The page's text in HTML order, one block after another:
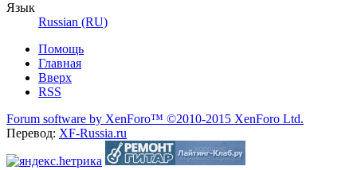
Язык
Russian (RU)
Помощь
Главная
Вверх
RSS
Forum software by XenForo™ ©2010-2015 XenForo Ltd.
Перевод: XF-Russia.ru